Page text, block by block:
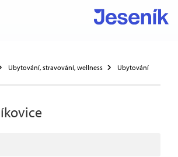
Ubytování, stravování, wellness
Ubytování